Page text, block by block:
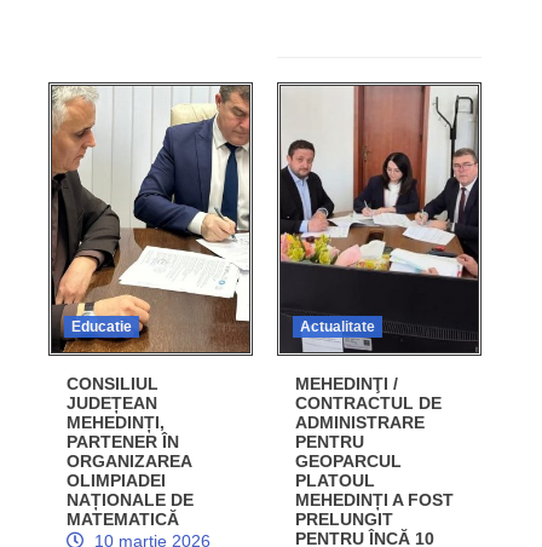
Educatie
CONSILIUL
JUDEȚEAN
MEHEDINȚI,
PARTENER ÎN
ORGANIZAREA
OLIMPIADEI
NAȚIONALE DE
MATEMATICĂ
10 martie 2026
Actualitate
MEHEDINŢI /
CONTRACTUL DE
ADMINISTRARE
PENTRU
GEOPARCUL
PLATOUL
MEHEDINȚI A FOST
PRELUNGIT
PENTRU ÎNCĂ 10